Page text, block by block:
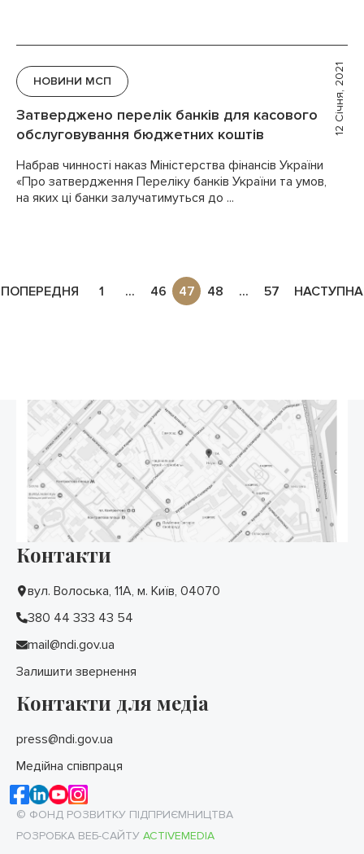
12 Січня, 2021
НОВИНИ МСП
Затверджено перелік банків для касового
обслуговування бюджетних коштів
Набрав чинності наказ Міністерства фінансів України
«Про затвердження Переліку банків України та умов,
на яких ці банки залучатимуться до ...
ПОПЕРЕДНЯ 1 ... 46 47 48 ... 57 НАСТУПНА
Контакти
вул. Волоська, 11А, м. Київ, 04070
380 44 333 43 54
mail@ndi.gov.ua
Залишити звернення
Контакти для медіа
press@ndi.gov.ua
Медійна співпраця
© ФОНД РОЗВИТКУ ПІДПРИЄМНИЦТВА
РОЗРОБКА ВЕБ-САЙТУ ACTIVEMEDIA